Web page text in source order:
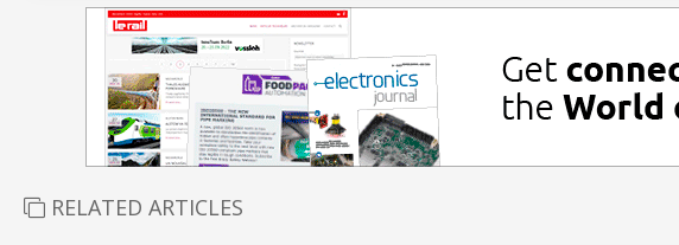
RELATED ARTICLES